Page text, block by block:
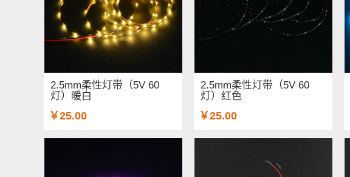
2.5mm柔性灯带（5V 60
灯）暖白
￥25.00
2.5mm柔性灯带（5V 60
灯）红色
￥25.00